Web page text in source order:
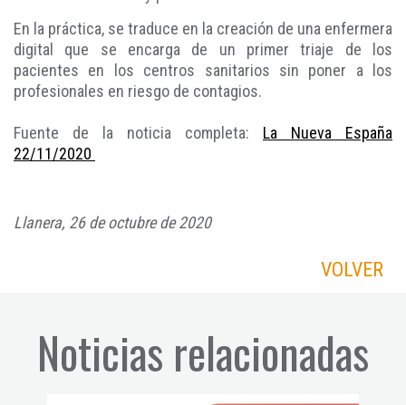
En la práctica, se traduce en la creación de una enfermera
digital que se encarga de un primer triaje de los
pacientes en los centros sanitarios sin poner a los
profesionales en riesgo de contagios.
Fuente de la noticia completa: La Nueva España
22/11/2020
Llanera, 26 de octubre de 2020
VOLVER
Noticias relacionadas